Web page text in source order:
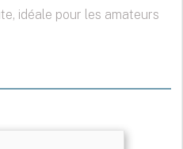
idéale pour les amateurs